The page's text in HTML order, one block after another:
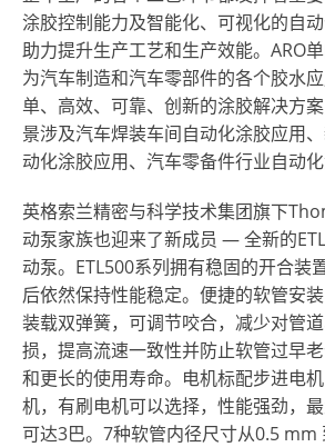
涂胶控制能力及智能化、可视化的自
助力提升生产工艺和生产效能。ARO
为汽车制造和汽车零部件的各个胶水
单、高效、可靠、创新的涂胶解决方
景涉及汽车焊装车间自动化涂胶应用
动化涂胶应用、汽车零备件行业自动化
英格索兰精密与科学技术集团旗下
动泵家族也迎来了新成员 —全新的
动泵。ETL500系列拥有稳固的开合装
后依然保持性能稳定。便捷的软管安装
装载双弹簧，可调节咬合，减少对管
损，提高流速一致性并防止软管过早
和更长的使用寿命。电机标配步进电
机，有刷电机可以选择，性能强劲，
可达3巴。7种软管内径尺寸从0.5